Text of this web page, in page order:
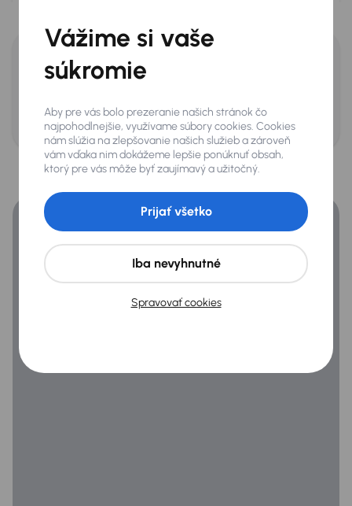
1 880 mm
Bočné
Zadnáé
Krídlové 180°
Celková
2 100 kg
Prevádzková
1 599 kg
Tempomat
Exteriér
Automatické denné svetlá
Elektricky ovládané zrkadlá
Extra
Zadné parkovacie senzory
Potrebujete ešte viac informácií o vozidle?
Zistite viac informácií
Volajte zadarmo0800 100 100
Financovanie
Vážime si vaše
súkromie
Aby pre vás bolo prezeranie našich stránok čo
najpohodlnejšie, využívame súbory cookies. Cookies
nám slúžia na zlepšovanie našich služieb a zároveň
vám vďaka nim dokážeme lepšie ponúknuť obsah,
ktorý pre vás môže byť zaujímavý a užitočný.
Spravovať cookies
Iba nevyhnutné
Prijať všetko